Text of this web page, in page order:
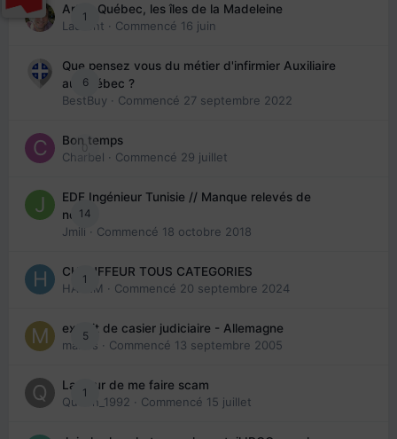
1
Arte : Québec, les îles de la Madeleine
Laurent · Commencé 16 juin
6
Que pensez vous du métier d'infirmier Auxiliaire
au Québec ?
BestBuy · Commencé 27 septembre 2022
0
Bon temps
Charbel · Commencé 29 juillet
14
EDE Ingénieur Tunisie // Manque relevés de
note
Jmili · Commencé 18 octobre 2018
1
CHAUFFEUR TOUS CATEGORIES
HAZEM · Commencé 20 septembre 2024
5
extrait de casier judiciaire - Allemagne
maries · Commencé 13 septembre 2005
1
La peur de me faire scam
Queen_1992 · Commencé 15 juillet